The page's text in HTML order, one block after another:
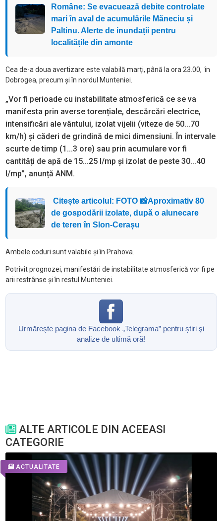
Române: Se evacuează debite controlate
mari în aval de acumulările Măneciu și
Paltinu. Alerte de inundații pentru
localitățile din amonte
Cea de-a doua avertizare este valabilă marți, până la ora 23.00, în
Dobrogea, precum și în nordul Munteniei.
„Vor fi perioade cu instabilitate atmosferică ce se va
manifesta prin averse torențiale, descărcări electrice,
intensificări ale vântului, izolat vijelii (viteze de 50...70
km/h) și căderi de grindină de mici dimensiuni. În intervale
scurte de timp (1...3 ore) sau prin acumulare vor fi
cantități de apă de 15...25 l/mp și izolat de peste 30...40
l/mp”, anunță ANM.
Citește articolul: FOTO 📸Aproximativ 80
de gospodării izolate, după o alunecare
de teren în Slon-Cerașu
Ambele coduri sunt valabile și în Prahova.
Potrivit prognozei, manifestări de instabilitate atmosferică vor fi pe
arii restrânse și în restul Munteniei.
Urmăreşte pagina de Facebook „Telegrama” pentru ştiri şi
analize de ultimă oră!
ALTE ARTICOLE DIN ACEEASI
CATEGORIE
ACTUALITATE